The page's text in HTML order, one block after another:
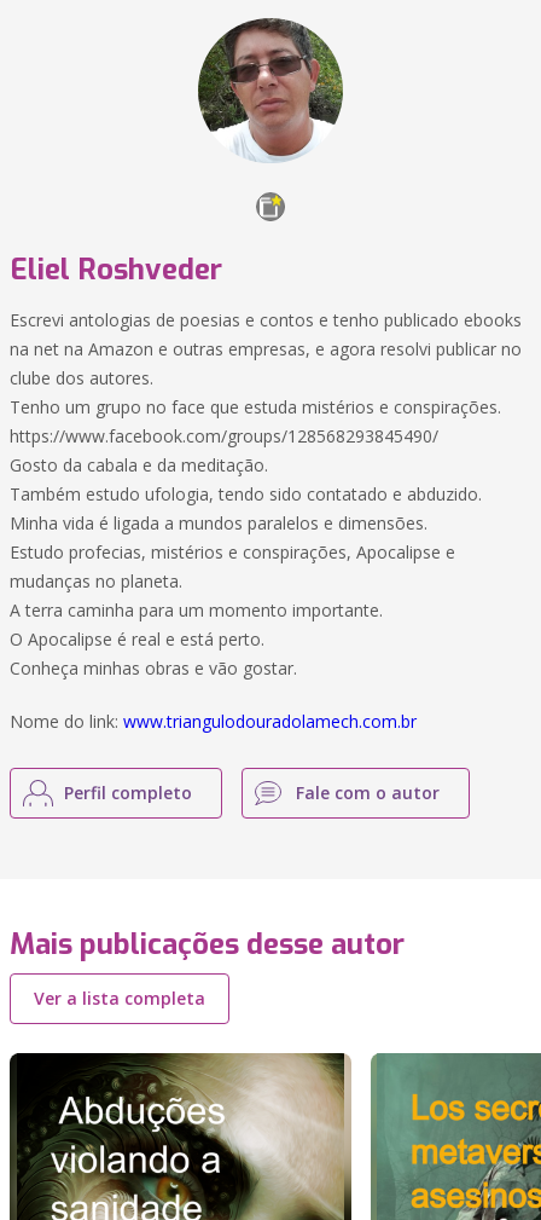
Eliel Roshveder
Escrevi antologias de poesias e contos e tenho publicado ebooks
na net na Amazon e outras empresas, e agora resolvi publicar no
clube dos autores.
Tenho um grupo no face que estuda mistérios e conspirações.
https://www.facebook.com/groups/128568293845490/
Gosto da cabala e da meditação.
Também estudo ufologia, tendo sido contatado e abduzido.
Minha vida é ligada a mundos paralelos e dimensões.
Estudo profecias, mistérios e conspirações, Apocalipse e
mudanças no planeta.
A terra caminha para um momento importante.
O Apocalipse é real e está perto.
Conheça minhas obras e vão gostar.
Nome do link: www.triangulodouradolamech.com.br
Perfil completo Fale com o autor
Mais publicações desse autor
Ver a lista completa